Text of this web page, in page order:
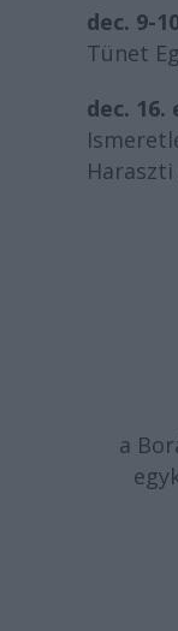
dec. 9-
Tünet
dec. 16.
a